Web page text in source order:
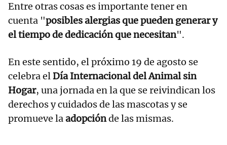
Entre otras cosas es importante tener en
cuenta "posibles alergias que pueden generar y
el tiempo de dedicación que necesitan".
En este sentido, el próximo 19 de agosto se
celebra elDía Internacional del Animal sin
Hogar, una jornada en la que se reivindican los
derechos y cuidados de las mascotas y se
promueve laadopciónde las mismas.